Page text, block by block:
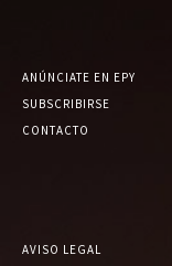
ANÚNCIATE EN EPY
SUBSCRIBIRSE
CONTACTO
AVISO LEGAL